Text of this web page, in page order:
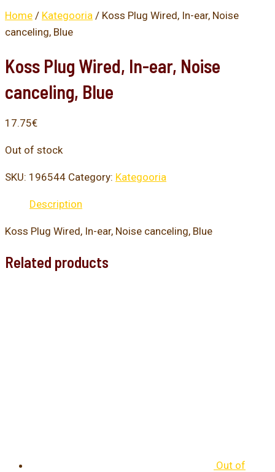
Home / Kategooria / Koss Plug Wired, In-ear, Noise
canceling, Blue
Koss Plug Wired, In-ear, Noise
canceling, Blue
17.75€
Out of stock
SKU: 196544 Category: Kategooria
Description
Koss Plug Wired, In-ear, Noise canceling, Blue
Related products
Out of